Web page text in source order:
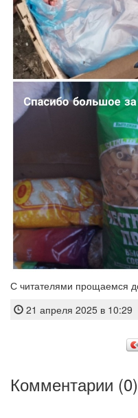
С читателями прощаемся
21 апреля 2025 в 10:29
Комментарии (0)